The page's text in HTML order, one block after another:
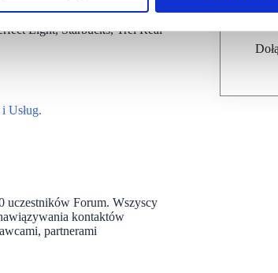
Indigo, Karuzela Holding , LCP
Light, Starbucks, Trei Real
Usług.
uczestników Forum. Wszyscy
kontaktów
partnerami